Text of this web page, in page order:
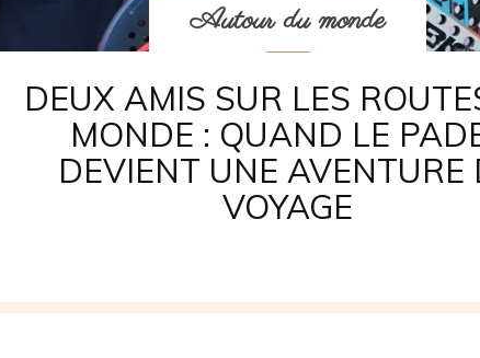
Autour du monde
DEUX AMIS SUR LES
MONDE : QUAND LE
DEVIENT UNE AVENTURE
VOYAGE